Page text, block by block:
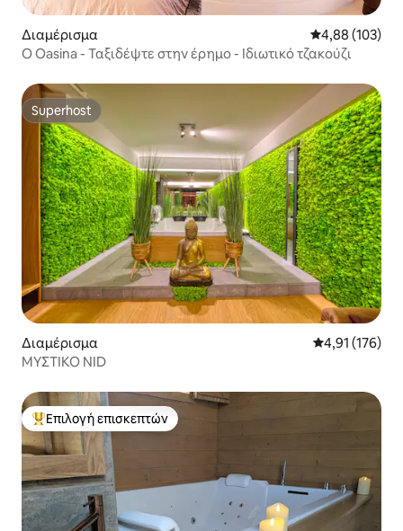
Διαμέρισμα Μέση
4,88 (103)
Ο Oasina - Ταξιδέψτε στην έρημο - Ιδιωτικό τζακούζι
Superhost
Superhost
Διαμέρισμα Μέση
4,91 (176)
ΜΥΣΤΙΚΟ NID
Κορυφαία επιλογή επισκεπτών
Επιλογή επισκεπτών